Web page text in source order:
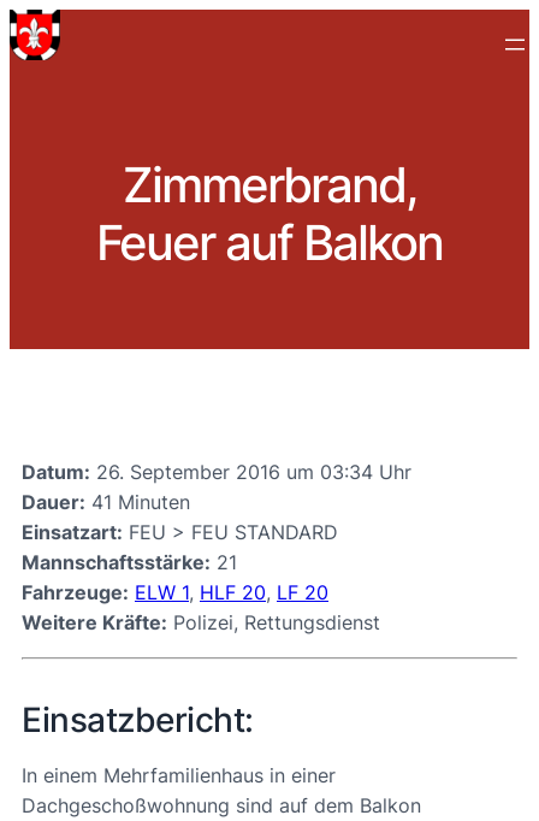
Zimmerbrand,
Feuer auf Balkon
Datum: 26. September 2016 um 03:34 Uhr
Dauer: 41 Minuten
Einsatzart: FEU > FEU STANDARD
Mannschaftsstärke: 21
Fahrzeuge: ELW 1, HLF 20, LF 20
Weitere Kräfte: Polizei, Rettungsdienst
Einsatzbericht:
In einem Mehrfamilienhaus in einer
Dachgeschoßwohnung sind auf dem Balkon